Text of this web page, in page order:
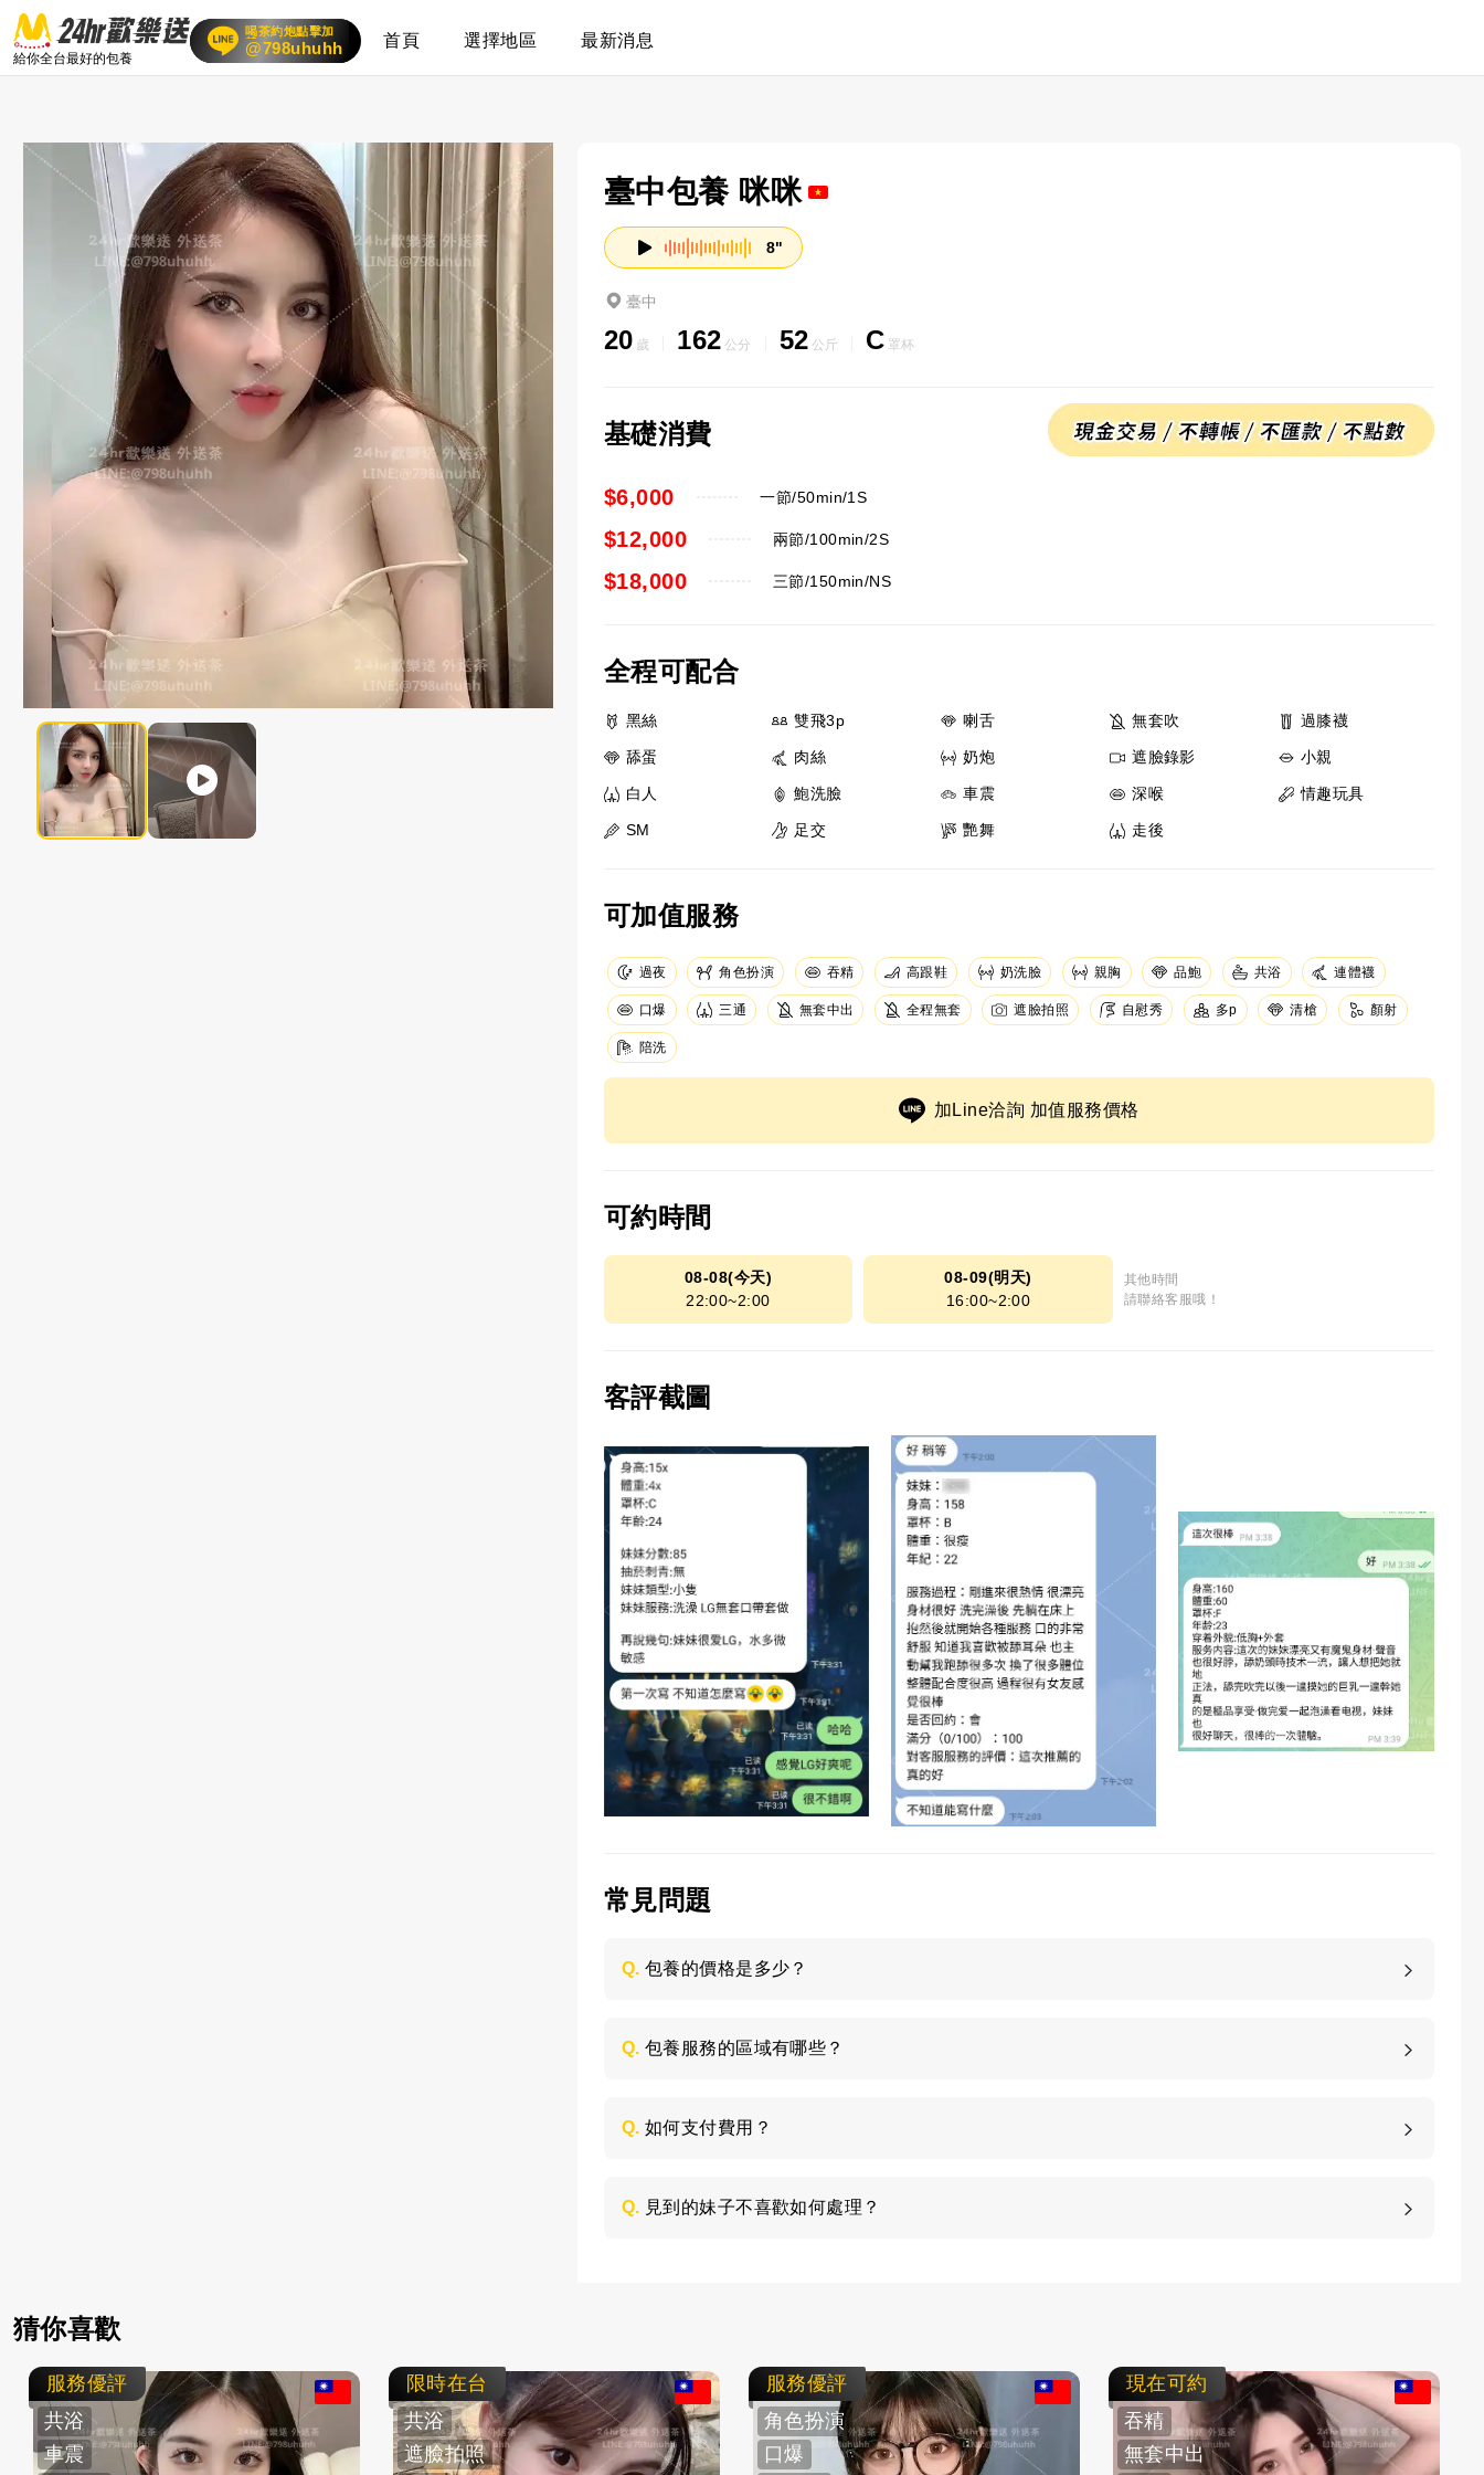
給你全台最好的包養
喝茶約炮點擊加
賴
24小時客服在線
@798uhuhh 首頁 選擇地區 最新消息
臺中包養 咪咪
8"
臺中
20 歲 162 公分 52 公斤 C 罩杯
基礎消費
一節/50min/1S
$6,000
兩節/100min/2S
$12,000
三節/150min/NS
$18,000
全程可配合
黑絲 雙飛3p 喇舌 無套吹 過膝襪
舔蛋 肉絲 奶炮 遮臉錄影 小親
白人 鮑洗臉 車震 深喉 情趣玩具
SM 足交 艷舞 走後
可加值服務
過夜 角色扮演 吞精 高跟鞋 奶洗臉 親胸 品鮑 共浴 連體襪
口爆 三通 無套中出 全程無套 遮臉拍照 自慰秀 多p 清槍 顏射
陪洗
加Line洽詢 加值服務價格
可約時間
08-08(今天)
22:00~2:00
08-09(明天)
16:00~2:00
其他時間
請聯絡客服哦！
客評截圖
常見問題
Q. 包養的價格是多少？
Q. 包養服務的區域有哪些？
Q. 如何支付費用？
Q. 見到的妹子不喜歡如何處理？
猜你喜歡
服務優評
共浴
車震
限時在台
共浴
遮臉拍照
服務優評
角色扮演
口爆
現在可約
吞精
無套中出